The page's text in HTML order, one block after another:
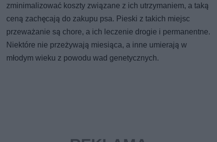
zminimalizować koszty związane z ich utrzymaniem, a taką
ceną zachęcają do zakupu psa. Pieski z takich miejsc
przeważanie są chore, a ich leczenie drogie i permanentne.
Niektóre nie przeżywają miesiąca, a inne umierają w
młodym wieku z powodu wad genetycznych.